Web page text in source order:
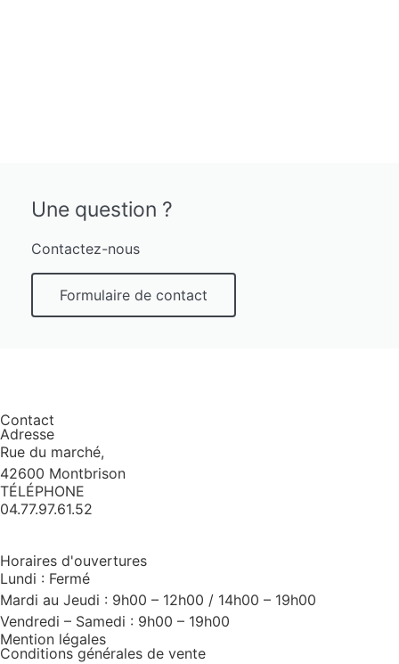
Une question ?
Contactez-nous
Formulaire de contact
Contact
Adresse
Rue du marché,
42600 Montbrison
TÉLÉPHONE
04.77.97.61.52
Horaires d'ouvertures
Lundi : Fermé
Mardi au Jeudi : 9h00 – 12h00 / 14h00 – 19h00
Vendredi – Samedi : 9h00 – 19h00
Mention légales
Conditions générales de vente